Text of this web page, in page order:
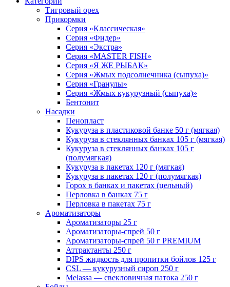
Тигровый орех
Прикормки
Серия «Классическая»
Серия «Фидер»
Серия «Экстра»
Серия «MASTER FISH»
Серия «Я ЖЕ РЫБАК»
Серия «Жмых подсолнечника (сыпуха)»
Cерия «Гранулы»
Серия «Жмых кукурузный (сыпуха)»
Бентонит
Насадки
Пенопласт
Кукуруза в пластиковой банке 50 г (мягкая)
Кукуруза в стеклянных банках 105 г (мягкая)
Кукуруза в стеклянных банках 105 г
(полумягкая)
Кукуруза в пакетах 120 г (мягкая)
Кукуруза в пакетах 120 г (полумягкая)
Горох в банках и пакетах (цельный)
Перловка в банках 75 г
Перловка в пакетах 75 г
Ароматизаторы
Ароматизаторы 25 г
Ароматизаторы-спрей 50 г
Ароматизаторы-спрей 50 г PREMIUM
Аттрактанты 250 г
DIPS жидкость для пропитки бойлов 125 г
CSL — кукурузный сироп 250 г
Melassa — свекловичная патока 250 г